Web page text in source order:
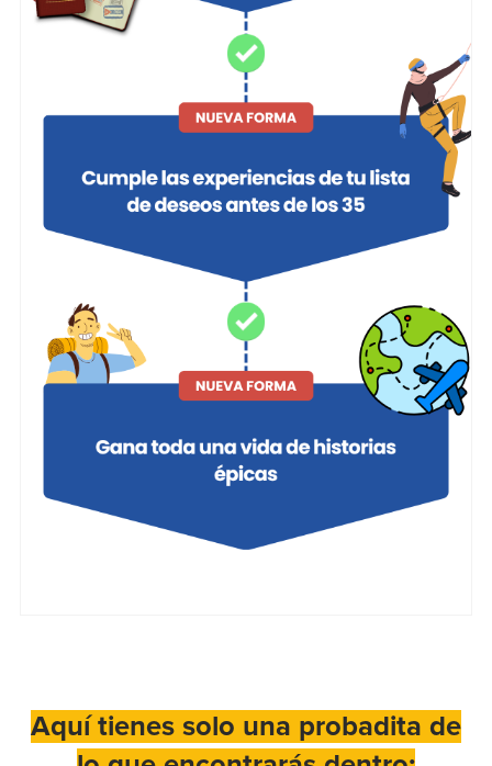
Aquí tienes solo una probadita de